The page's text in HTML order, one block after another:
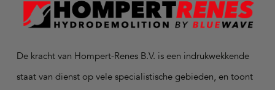
De kracht van Hompert-Renes B.V. is een indrukwekkende
staat van dienst op vele specialistische gebieden, en toont